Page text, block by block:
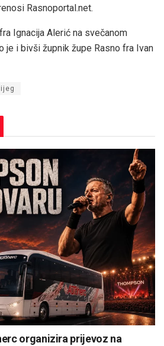
Rasnoportal.net.
Ignacija Alerić na svečanom
je i bivši župnik župe Rasno fra Ivan
organizira prijevoz na